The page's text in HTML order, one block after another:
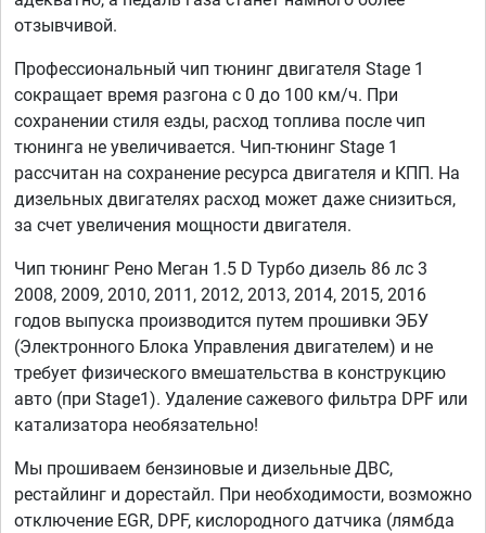
отзывчивой.
Профессиональный чип тюнинг двигателя Stage 1
сокращает время разгона с 0 до 100 км/ч. При
сохранении стиля езды, расход топлива после чип
тюнинга не увеличивается. Чип-тюнинг Stage 1
рассчитан на сохранение ресурса двигателя и КПП. На
дизельных двигателях расход может даже снизиться,
за счет увеличения мощности двигателя.
Чип тюнинг Рено Меган 1.5 D Турбо дизель 86 лс 3
2008, 2009, 2010, 2011, 2012, 2013, 2014, 2015, 2016
годов выпуска производится путем прошивки ЭБУ
(Электронного Блока Управления двигателем) и не
требует физического вмешательства в конструкцию
авто (при Stage1). Удаление сажевого фильтра DPF или
катализатора необязательно!
Мы прошиваем бензиновые и дизельные ДВС,
рестайлинг и дорестайл. При необходимости, возможно
отключение EGR, DPF, кислородного датчика (лямбда